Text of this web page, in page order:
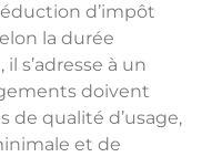
d’impôt
la durée
s’adresse à un
doivent
de qualité d’usage,
et de